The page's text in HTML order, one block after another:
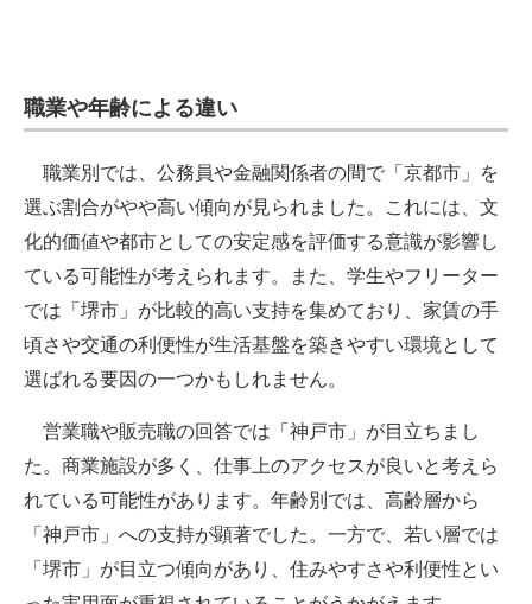
職業や年齢による違い
職業別では、公務員や金融関係者の間で「京都市」を
選ぶ割合がやや高い傾向が見られました。これには、文
化的価値や都市としての安定感を評価する意識が影響し
ている可能性が考えられます。また、学生やフリーター
では「堺市」が比較的高い支持を集めており、家賃の手
頃さや交通の利便性が生活基盤を築きやすい環境として
選ばれる要因の一つかもしれません。
営業職や販売職の回答では「神戸市」が目立ちまし
た。商業施設が多く、仕事上のアクセスが良いと考えら
れている可能性があります。年齢別では、高齢層から
「神戸市」への支持が顕著でした。一方で、若い層では
「堺市」が目立つ傾向があり、住みやすさや利便性とい